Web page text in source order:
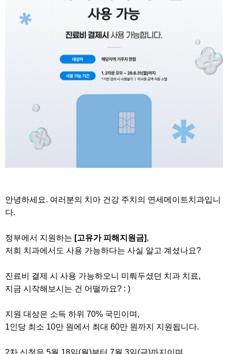
안녕하세요. 여러분의 치아 건강 주치의 연세메이트치과입니
다.
정부에서 지원하는 [고유가 피해지원금],
저희 치과에서도 사용 가능하다는 사실 알고 계셨나요?
진료비 결제 시 사용 가능하오니 미뤄두셨던 치과 치료,
지금 시작해보시는 건 어떨까요? : )
지원 대상은 소득 하위 70% 국민이며,
1인당 최소 10만 원에서 최대 60만 원까지 지원됩니다.
2차 신청은 5월 18일(월)부터 7월 3일(금)까지이며,